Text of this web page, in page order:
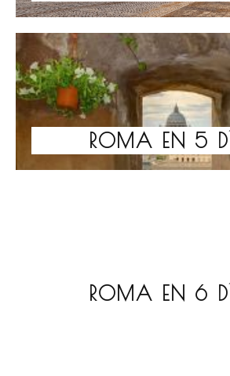
ROMA EN 5
ROMA EN 6